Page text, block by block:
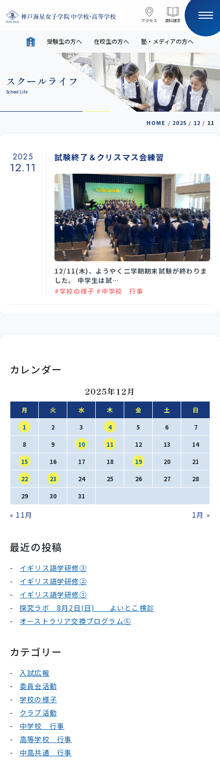
アクセス 資料請求
アクセス 資料請求
HOME
在校生の方へ
利用規約・免責事項 個人情報保護方針
SNS運用ポリシー 学校いじめ防止基本方針
受験生の方へ 在校生の方へ 塾・メディアの方へ
スクールライフ
School Life
HOME / 2025 / 12 / 11
2025
12.11
試験終了＆クリスマス会練習
12/11(木)、ようやく二学期期末試験が終わりま
した。 中学生は試…
#学校の様子 #中学校 行事
カレンダー
2025年12月
月 火 水 木 金 土 日
1 2 3 4 5 6 7
8 9 10 11 12 13 14
15 16 17 18 19 20 21
22 23 24 25 26 27 28
29 30 31
« 11月 1月 »
最近の投稿
イギリス語学研修③
イギリス語学研修②
イギリス語学研修①
探究ラボ 8月2日(日) よいとこ検診
オーストラリア交換プログラム⑤
カテゴリー
入試広報
委員会活動
学校の様子
クラブ活動
中学校 行事
高等学校 行事
中高共通 行事